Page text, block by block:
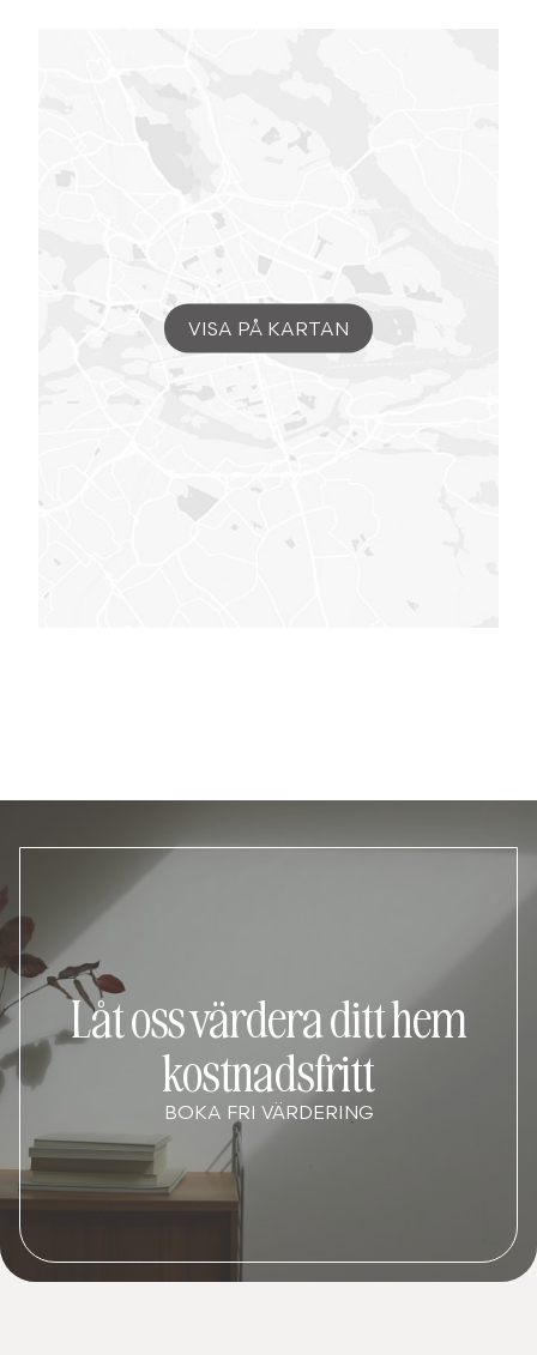
VISA PÅ KARTAN
Låt oss värdera ditt hem
kostnadsfritt
BOKA FRI VÄRDERING